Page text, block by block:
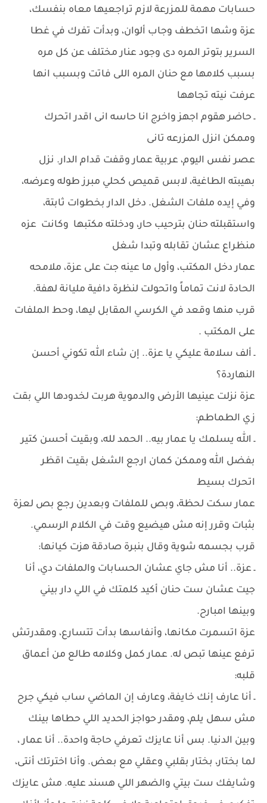
حسابات مهمة للمزرعة لازم تراجعيها معاه بنفسك،
عزة وشها اتخطف وجاب ألوان، وبدأت تفرك في غطا
السرير بتوتر المره دى وجود عنار مختلف عن كل مره
بسبب كلامها مع حنان المره اللى فاتت وبسبب انها
عرفت نيته تجاهها
ـ حاضر هقوم اجهز واخرج انا حاسه انى اقدر اتحرك
وممكن انزل المزرعه تانى
عصر نفس اليوم، عربية عمار وقفت قدام الدار. نزل
بهيبته الطاغية، لابس قميص كحلي مبرز طوله وعرضه،
وفي إيده ملفات الشغل. دخل الدار بخطوات ثابتة،
واستقبلته حنان بترحيب حار، ودخلته مكتبها وكانت عزه
منظراع عشان تقابله وتبدا شغل
عمار دخل المكتب، وأول ما عينه جت على عزة، ملامحه
الحادة لانت تماماً واتحولت لنظرة دافية مليانة لهفة.
قرب منها وقعد في الكرسي المقابل ليها، وحط الملفات
على المكتب .
ـ ألف سلامة عليكي يا عزة.. إن شاء الله تكوني أحسن
النهاردة؟
عزة نزلت عينيها الأرض والدموية هربت لخدودها اللي بقت
زي الطماطم:
ـ الله يسلمك يا عمار بيه.. الحمد لله، وبقيت أحسن كتير
بفضل الله وممكن كمان ارجع الشغل بقيت اقظر
اتحرك بسيط
عمار سكت لحظة، وبص للملفات وبعدين رجع بص لعزة
بثبات وقرر إنه مش هيضيع وقت في الكلام الرسمي.
قرب بجسمه شوية وقال بنبرة صادقة هزت كيانها:
ـ عزة.. أنا مش جاي عشان الحسابات والملفات دي، أنا
جيت عشان ست حنان أكيد كلمتك في اللي دار بيني
وبينها امبارح.
عزة اتسمرت مكانها، وأنفاسها بدأت تتسارع، ومقدرتش
ترفع عينها تبص له. عمار كمل وكلامه طالع من أعماق
قلبه:
ـ أنا عارف إنك خايفة، وعارف إن الماضي ساب فيكي جرح
مش سهل يلم، ومقدر حواجز الحديد اللي حطاها بينك
وبين الدنيا. بس أنا عايزك تعرفي حاجة واحدة.. أنا عمار ،
لما بختار، بختار بقلبي وعقلي مع بعض. وأنا اخترتك أنتى،
وشايفك ست بيتي والضهر اللي هسند عليه. مش عايزك